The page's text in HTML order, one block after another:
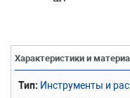
Характеристики и
Тип Инструменты и